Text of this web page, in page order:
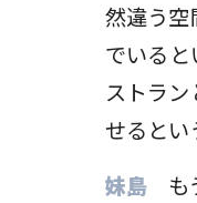
然違う空
でいる
ストラ
せるとい
妹島